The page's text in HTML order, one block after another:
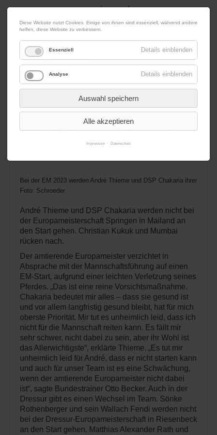
09. August 2026 Impressum|Kontakt|Datenschutz
Werbung
Menü
von Redaktion
DSP Chakaria und Thieme bei
EM in Mailand nicht dabei
Bei der EM 2023 werden André Thieme und DSP Chakaria ihren Titel
Foto: Schroeder
André Thieme und DSP Chakaria werden nicht bei
der Europameisterschaft Springen in Mailand an
den Start gehen. Christian Kukuk und Mumbai
rücken nach.
Der amtierende Europameister verzichtet in
Absprache mit der Mannschaftsführung auf einen
EM-Start, aufgrund einer leichten Verletzung seines
Pferdes. „Das ist eine reine Vorsichtsmaßnahme.
Chakaria bedeutet mir alles – dass sie gesund ist
und vor allem langfristig gesund bleibt, hat für mich
oberste Priorität. Mir tut es unheimlich leid, dass ich
nicht für die Mannschaft reiten kann. Es fällt mir
sehr schwer, nicht dabei zu sein, aber ihr Wohl ist
das Allerwichtigste“, erklärte Thieme. „Es tut mir
unheimlich leid für André, dass er nicht starten kann
und auch für unser Team ist es eine Schwächung,
wenn der amtierende Europameister nicht dabei
ist“, sagte Bundestrainer Otto Becker. Auch in der
Dressur gibt es einen Wechsel im Team. Sönke
Rothenberger und sein Wallach Fendi werden nicht
bei der Dressur-Europameisterschaft in Riesenbeck
an den Start gehen. Matthias Alexander Rath und
Diese Website nutzt Cookies. Einige von ihnen sind essenziell, während andere
helfen, diese Website zu verbessern.
Essenziell Details einblenden
Analyse Details einblenden
Auswahl speichern
Alle akzeptieren
Impressum Datenschutz